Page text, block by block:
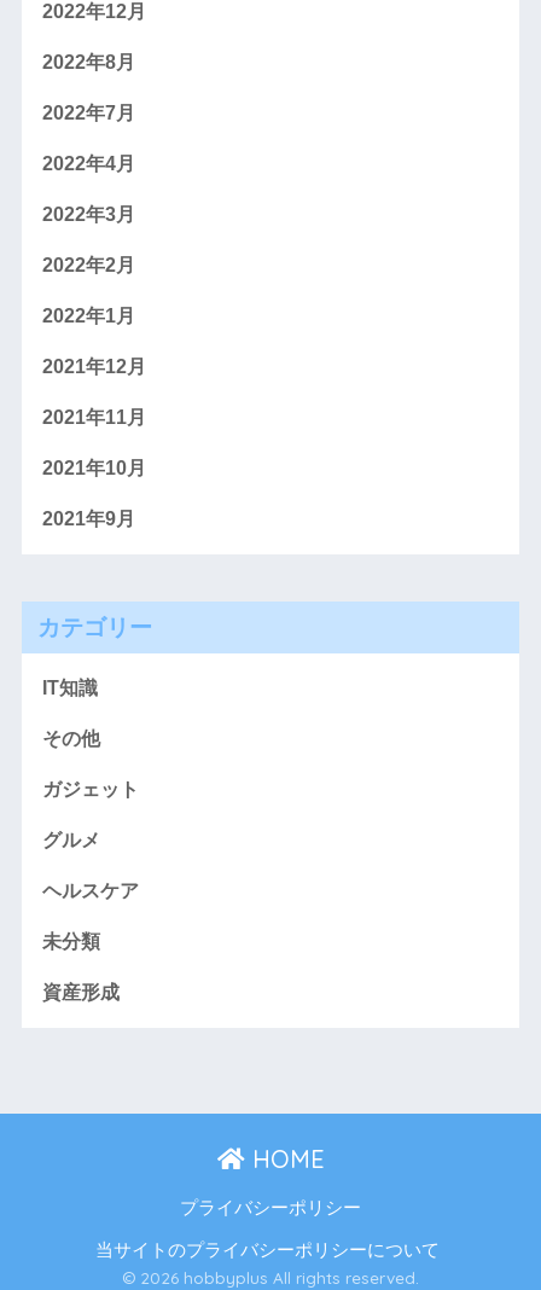
2022年12月
2022年8月
2022年7月
2022年4月
2022年3月
2022年2月
2022年1月
2021年12月
2021年11月
2021年10月
2021年9月
カテゴリー
IT知識
その他
ガジェット
グルメ
ヘルスケア
未分類
資産形成
HOME
プライバシーポリシー
当サイトのプライバシーポリシーについて
© 2026 hobbyplus All rights reserved.